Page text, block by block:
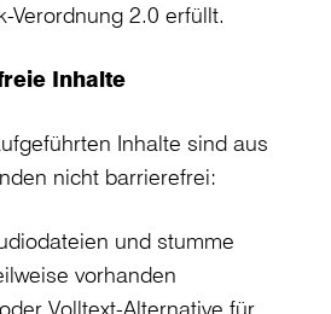
Verordnung 2.0 erfüllt.
Inhalte
Inhalte sind aus
nicht barrierefrei:
und stumme
vorhanden
Volltext-Alternative für